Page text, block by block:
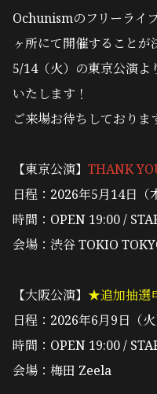
Ochunismのフリーライ
ヶ所にて開催することが
5/14（火）の東京公演よ
いたします！
ご来場お待ちしておりま
【東京公演】 THANK
日程：2026年5月14日（
時間：OPEN 19:00 /
会場：渋谷 TOKIO
【大阪公演】 ★追加抽選
日程：2026年6月9日（火
時間：OPEN 19:00 /
会場：梅田 Zeela